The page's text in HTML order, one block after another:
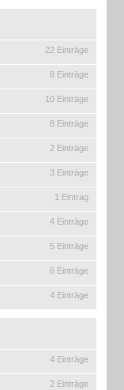
22 Einträge
8 Einträge
10 Einträge
8 Einträge
2 Einträge
3 Einträge
1 Eintrag
4 Einträge
5 Einträge
6 Einträge
4 Einträge
4 Einträge
2 Einträge